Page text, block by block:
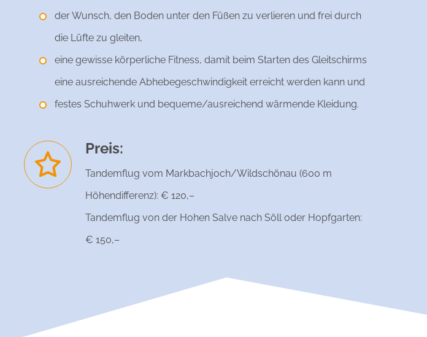
der Wunsch, den Boden unter den Füßen zu verlieren und frei durch
die Lüfte zu gleiten,
eine gewisse körperliche Fitness, damit beim Starten des Gleitschirms
eine ausreichende Abhebegeschwindigkeit erreicht werden kann und
festes Schuhwerk und bequeme/ausreichend wärmende Kleidung.
Preis:
Tandemflug vom Markbachjoch/Wildschönau (600 m
Höhendifferenz): € 120,–
Tandemflug von der Hohen Salve nach Söll oder Hopfgarten:
€ 150,–